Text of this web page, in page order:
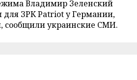
Владимир Зеленский
для ЗРК Patriot у Германии,
сообщили украинские СМИ.